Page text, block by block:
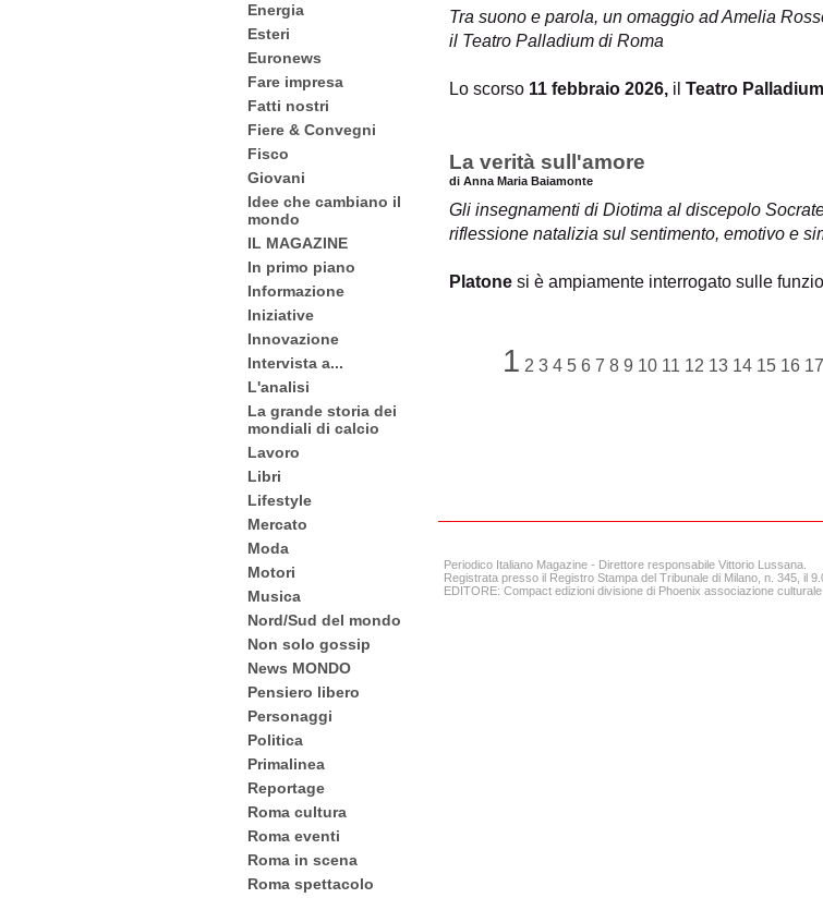
Energia
Esteri
Euronews
Fare impresa
Fatti nostri
Fiere & Convegni
Fisco
Giovani
Idee che cambiano il
mondo
IL MAGAZINE
In primo piano
Informazione
Iniziative
Innovazione
Intervista a...
L'analisi
La grande storia dei
mondiali di calcio
Lavoro
Libri
Lifestyle
Mercato
Moda
Motori
Musica
Nord/Sud del mondo
Non solo gossip
News MONDO
Pensiero libero
Personaggi
Politica
Primalinea
Reportage
Roma cultura
Roma eventi
Roma in scena
Roma spettacolo
Tra suono e parola, un omaggio ad Amelia
il Teatro Palladium di Roma
Lo scorso 11 febbraio 2026, il Teatro
La verità sull'amore
di Anna Maria Baiamonte
Gli insegnamenti di Diotima al discepolo
riflessione natalizia sul sentimento, emotivo e
Platone si è ampiamente interrogato sulle
1 2 3 4 5 6 7 8 9 10 11 12 13 14 15 16 17
Periodico Italiano Magazine - Direttore responsabile Vittorio Lussana.
Registrata presso il Registro Stampa del Tribunale di Milano, n. 345, il
EDITORE: Compact edizioni divisione di Phoenix associazione culturale